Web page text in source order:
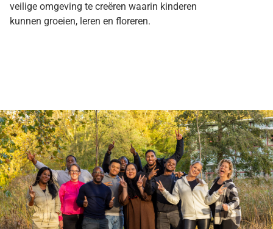
veilige omgeving te creëren waarin kinderen
kunnen groeien, leren en floreren.